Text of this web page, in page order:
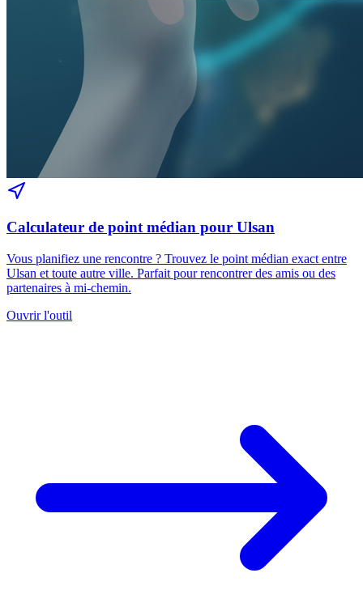
Calculateur de point médian pour Ulsan
Vous planifiez une rencontre ? Trouvez le point médian exact entre
Ulsan et toute autre ville. Parfait pour rencontrer des amis ou des
partenaires à mi-chemin.
Ouvrir l'outil